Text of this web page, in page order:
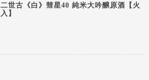
二世古《白》彗星40 純米大吟醸原酒【火
入】